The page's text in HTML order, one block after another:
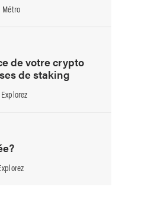
Métro
de votre crypto
de staking